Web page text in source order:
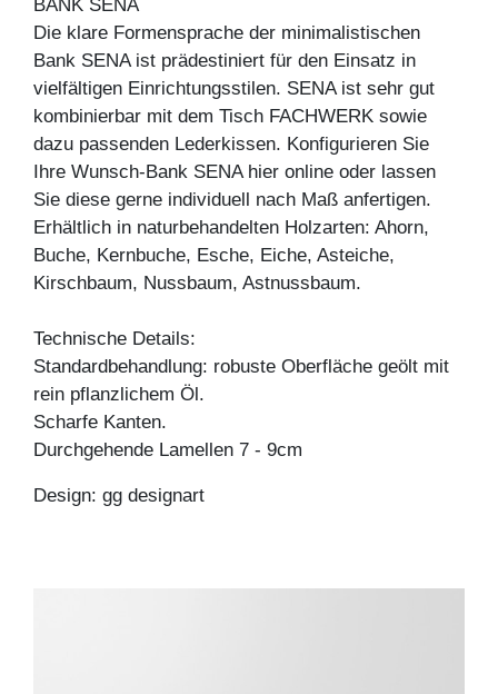
BANK SENA
Die klare Formensprache der minimalistischen
Bank SENA ist prädestiniert für den Einsatz in
vielfältigen Einrichtungsstilen. SENA ist sehr gut
kombinierbar mit dem Tisch FACHWERK sowie
dazu passenden Lederkissen. Konfigurieren Sie
Ihre Wunsch-Bank SENA hier online oder lassen
Sie diese gerne individuell nach Maß anfertigen.
Erhältlich in naturbehandelten Holzarten: Ahorn,
Buche, Kernbuche, Esche, Eiche, Asteiche,
Kirschbaum, Nussbaum, Astnussbaum.
Technische Details:
Standardbehandlung: robuste Oberfläche geölt mit
rein pflanzlichem Öl.
Scharfe Kanten.
Durchgehende Lamellen 7 - 9cm
Design: gg designart